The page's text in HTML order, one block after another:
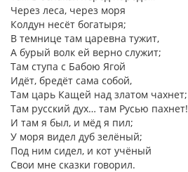
Через леса, через моря
Колдун несёт богатыря;
В темнице там царевна тужит,
А бурый волк ей верно служит;
Там ступа с Бабою Ягой
Идёт, бредёт сама собой,
Там царь Кащей над златом чахнет;
Там русский дух… там Русью пахнет!
И там я был, и мёд я пил;
У моря видел дуб зелёный;
Под ним сидел, и кот учёный
Свои мне сказки говорил.